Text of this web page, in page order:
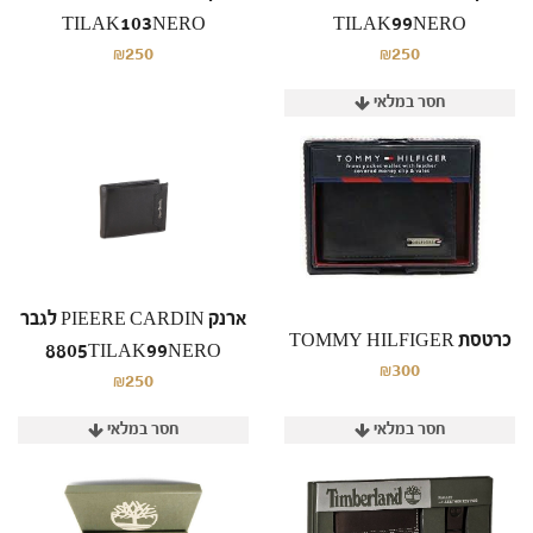
TILAK103NERO
₪250
TILAK99NERO
₪250
ארנק PIEERE CARDIN לגבר
8805TILAK99NERO
₪250
חסר במלאי
כרטסת TOMMY HILFIGER
₪300
חסר במלאי חסר במלאי